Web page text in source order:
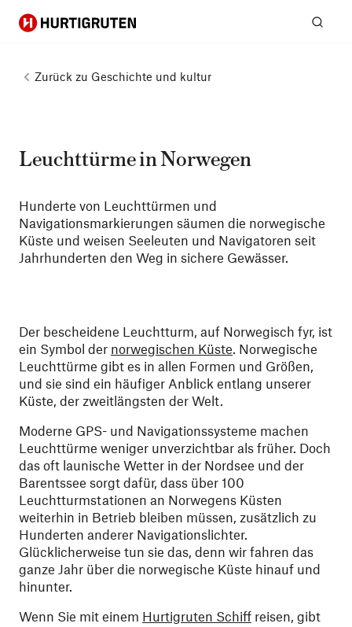
Hurtigruten
Zurück zu Geschichte und kultur
Leuchttürme in Norwegen
Hunderte von Leuchttürmen und
Navigationsmarkierungen säumen die norwegische
Küste und weisen Seeleuten und Navigatoren seit
Jahrhunderten den Weg in sichere Gewässer.
Der bescheidene Leuchtturm, auf Norwegisch fyr, ist
ein Symbol der norwegischen Küste. Norwegische
Leuchttürme gibt es in allen Formen und Größen,
und sie sind ein häufiger Anblick entlang unserer
Küste, der zweitlängsten der Welt.
Moderne GPS- und Navigationssysteme machen
Leuchttürme weniger unverzichtbar als früher. Doch
das oft launische Wetter in der Nordsee und der
Barentssee sorgt dafür, dass über 100
Leuchtturmstationen an Norwegens Küsten
weiterhin in Betrieb bleiben müssen, zusätzlich zu
Hunderten anderer Navigationslichter.
Glücklicherweise tun sie das, denn wir fahren das
ganze Jahr über die norwegische Küste hinauf und
hinunter.
Wenn Sie mit einem Hurtigruten Schiff reisen, gibt